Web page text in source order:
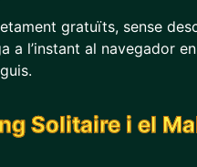
gratuïts, sense
a l’instant al navegador
Solitaire i el